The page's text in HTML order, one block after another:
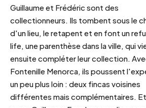
Guillaume et Frédéric sont des
collectionneurs. Ils tombent sous le
d'un lieu, le retapent et en font un
life, une parenthèse dans la ville, qui
ensuite compléter leur collection.
Fontenille Menorca, ils poussent
un peu plus loin : deux fincas voisines
différentes mais complémentaires.